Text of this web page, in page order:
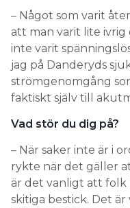
– Något som varit
att man varit lite ivrig
inte varit
jag på Danderyds
strömgenomgång
faktiskt själv till
Vad stör du dig på?
– När saker inte är i
rykte när det gäller
är det vanligt att folk
skitiga bestick. Det